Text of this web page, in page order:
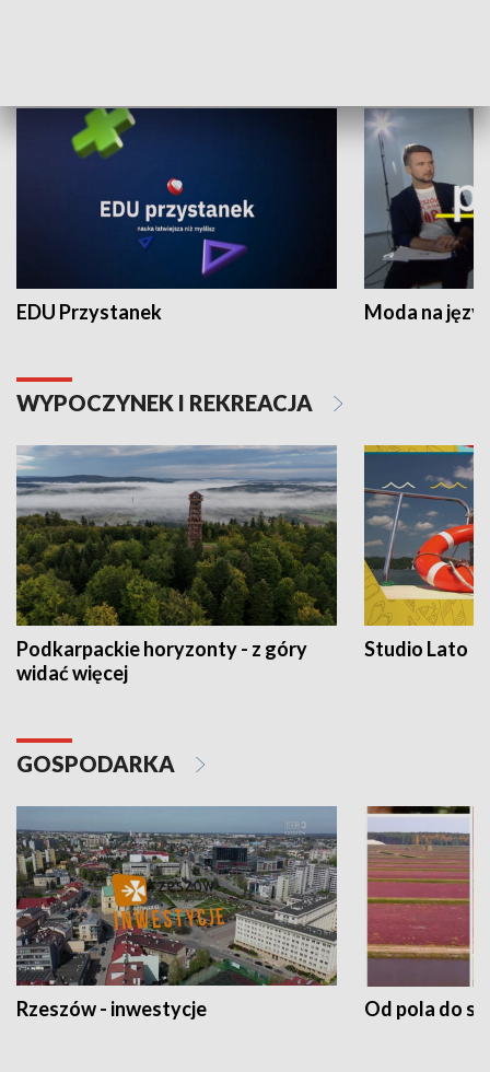
EDU Przystanek Moda na
WYPOCZYNEK I REKREACJA
Podkarpackie horyzonty - z góry
widać więcej
Studio Lato
GOSPODARKA
Rzeszów - inwestycje Od pola do